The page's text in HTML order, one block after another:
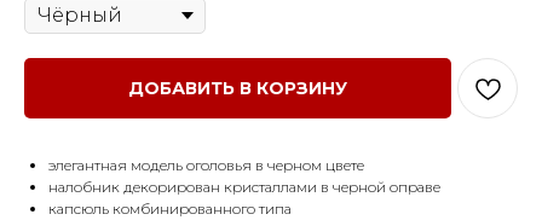
ДОБАВИТЬ В КОРЗИНУ
элегантная модель оголовья в черном цвете
налобник декорирован кристаллами в черной оправе
капсюль комбинированного типа